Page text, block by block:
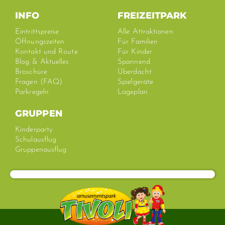
u
b
e
a
g
r
a
m
INFO
Eintrittspreise
Öffnungszeiten
Kontakt und Route
Blog & Aktuelles
Broschüre
Fragen (FAQ)
Parkregeln
FREIZEITPARK
Alle Attraktionen
Für Familien
Für Kinder
Spannend
Überdacht
Spielgeräte
Lageplan
GRUPPEN
Kinderparty
Schulausflug
Gruppenausflug